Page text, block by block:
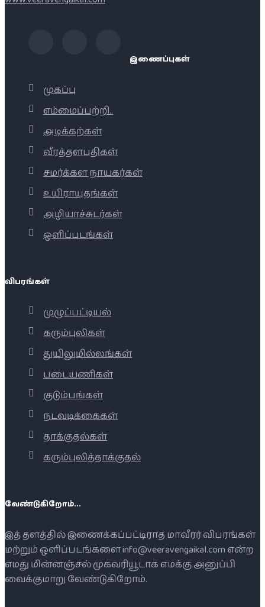
இணைப்புகள்
முகப்பு
எம்மைப்பற்றி..
அடிக்கற்கள்
வீரத்தளபதிகள்
சமர்க்கள நாயகர்கள்
உயிராயுதங்கள்
அழியாச்சுடர்கள்
ஒளிப்படங்கள்
விபரங்கள்
முழுப்பட்டியல்
கரும்புலிகள்
துயிலுமில்லங்கள்
படையணிகள்
குடும்பங்கள்
நடவடிக்கைகள்
தாக்குதல்கள்
கரும்புலித்தாக்குதல்
வேண்டுகிறோம்...
இத் தளத்தில் இணைக்கப்பட்டிராத மாவீரர் விபரங்கள்
மற்றும் ஒளிப்படங்களை info@veeravengaikal.com என்ற
எமது மின்னஞ்சல் முகவரியூடாக எமக்கு அனுப்பி
வைக்குமாறு வேண்டுகிறோம்.